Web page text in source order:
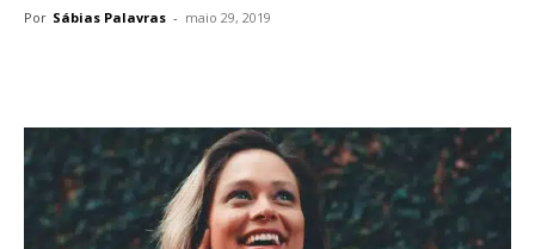
Por Sábias Palavras - maio 29, 2019